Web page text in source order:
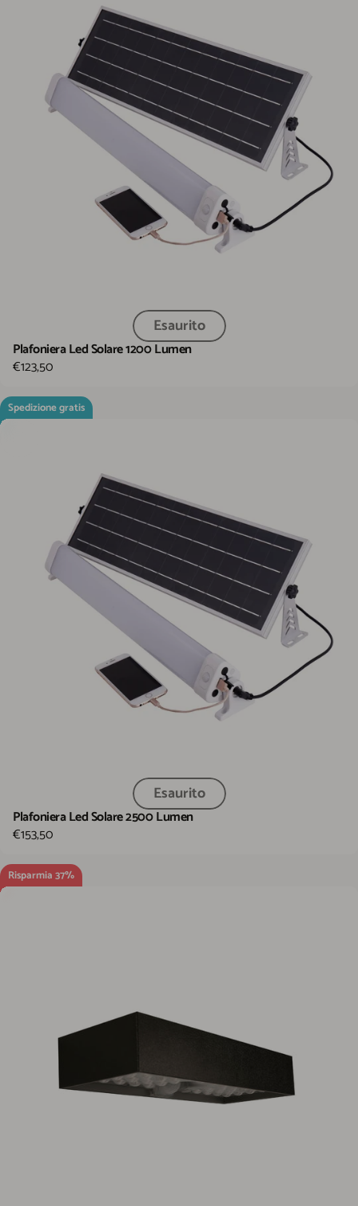
Esaurito
Plafoniera Led Solare 1200 Lumen
€123,50
Spedizione gratis
Esaurito
Plafoniera Led Solare 2500 Lumen
€153,50
Risparmia 37%